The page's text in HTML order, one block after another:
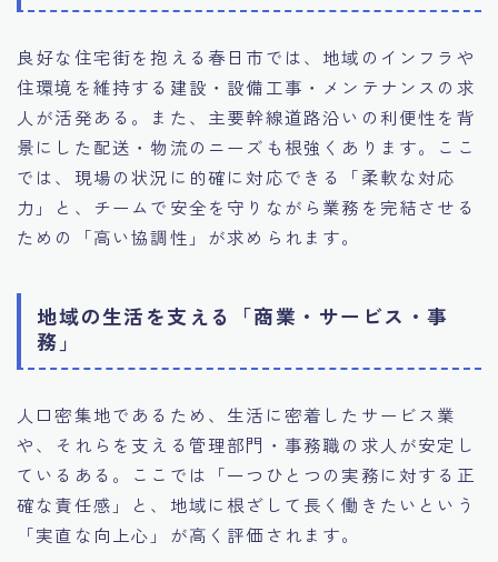
良好な住宅街を抱える春日市では、地域のインフラや
住環境を維持する建設・設備工事・メンテナンスの求
人が活発ある。また、主要幹線道路沿いの利便性を背
景にした配送・物流のニーズも根強くあります。ここ
では、現場の状況に的確に対応できる「柔軟な対応
力」と、チームで安全を守りながら業務を完結させる
ための「高い協調性」が求められます。
地域の生活を支える「商業・サービス・事
務」
人口密集地であるため、生活に密着したサービス業
や、それらを支える管理部門・事務職の求人が安定し
ているある。ここでは「一つひとつの実務に対する正
確な責任感」と、地域に根ざして長く働きたいという
「実直な向上心」が高く評価されます。